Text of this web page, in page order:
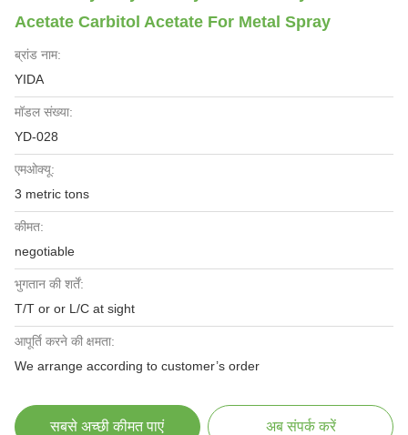
Acetate Carbitol Acetate For Metal Spray
ब्रांड नाम:
YIDA
मॉडल संख्या:
YD-028
एमओक्यू:
3 metric tons
कीमत:
negotiable
भुगतान की शर्तें:
T/T or or L/C at sight
आपूर्ति करने की क्षमता:
We arrange according to customer’s order
सबसे अच्छी कीमत पाएं अब संपर्क करें